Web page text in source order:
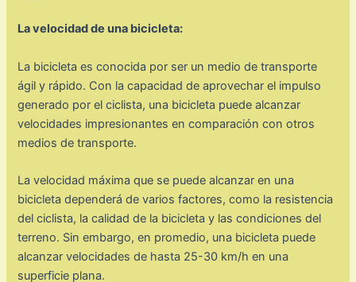
La velocidad de una bicicleta:
La bicicleta es conocida por ser un medio de transporte
ágil y rápido. Con la capacidad de aprovechar el impulso
generado por el ciclista, una bicicleta puede alcanzar
velocidades impresionantes en comparación con otros
medios de transporte.
La velocidad máxima que se puede alcanzar en una
bicicleta dependerá de varios factores, como la resistencia
del ciclista, la calidad de la bicicleta y las condiciones del
terreno. Sin embargo, en promedio, una bicicleta puede
alcanzar velocidades de hasta 25-30 km/h en una
superficie plana.